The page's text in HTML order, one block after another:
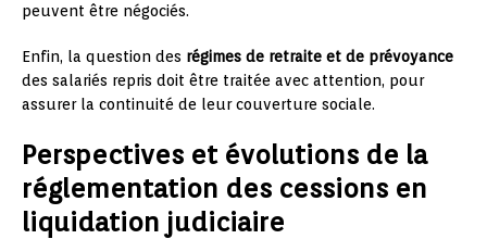
peuvent être négociés.
Enfin, la question des régimes de retraite et de prévoyance
des salariés repris doit être traitée avec attention, pour
assurer la continuité de leur couverture sociale.
Perspectives et évolutions de la
réglementation des cessions en
liquidation judiciaire